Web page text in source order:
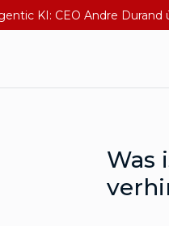
KI: CEO Andre
Was